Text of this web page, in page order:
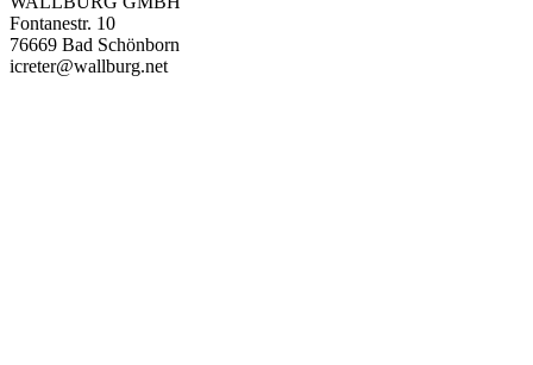
Fontanestr. 10
76669 Bad Schönborn
icreter@wallburg.net